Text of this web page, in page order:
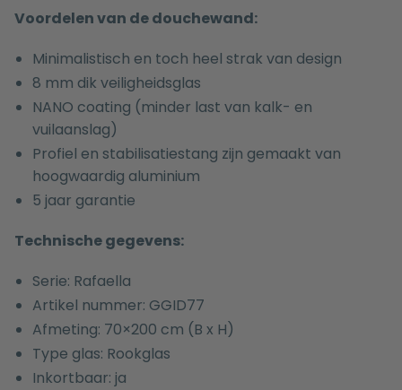
Voordelen van de douchewand:
Minimalistisch en toch heel strak van design
8 mm dik veiligheidsglas
NANO coating (minder last van kalk- en
vuilaanslag)
Profiel en stabilisatiestang zijn gemaakt van
hoogwaardig aluminium
5 jaar garantie
Technische gegevens:
Serie: Rafaella
Artikel nummer: GGID77
Afmeting: 70×200 cm (B x H)
Type glas: Rookglas
Inkortbaar: ja